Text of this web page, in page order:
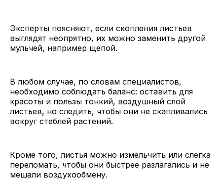
Эксперты поясняют, если скопления листьев
выглядят неопрятно, их можно заменить другой
мульчей, например щепой.
В любом случае, по словам специалистов,
необходимо соблюдать баланс: оставить для
красоты и пользы тонкий, воздушный слой
листьев, но следить, чтобы они не скапливались
вокруг стеблей растений.
Кроме того, листья можно измельчить или слегка
переломать, чтобы они быстрее разлагались и не
мешали воздухообмену.